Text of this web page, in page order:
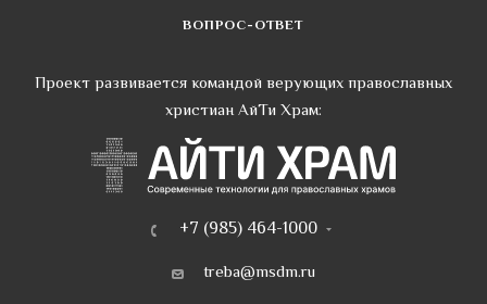
ВОПРОС-ОТВЕТ
Проект развивается командой верующих православных
христиан АйТи Храм:
+7 (985) 464-1000
treba@msdm.ru